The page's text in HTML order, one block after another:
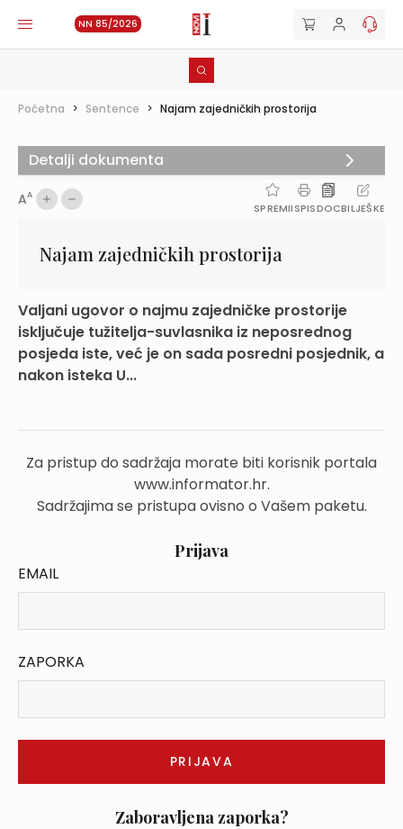
NN 85/2026
Početna > Sentence > Najam zajedničkih prostorija
AA
SPREMIISPISDOCBILJEŠKE
Najam zajedničkih prostorija
Valjani ugovor o najmu zajedničke prostorije
isključuje tužitelja-suvlasnika iz neposrednog
posjeda iste, već je on sada posredni posjednik, a
nakon isteka U...
Za pristup do sadržaja morate biti korisnik portala
www.informator.hr.
Sadržajima se pristupa ovisno o Vašem paketu.
Prijava
EMAIL
ZAPORKA
Zaboravljena zaporka?
Detalji dokumenta